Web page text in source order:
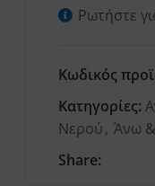
Ρωτήστε
Κωδικός
Κατηγορίες:
Νερού, Άνω
Share: